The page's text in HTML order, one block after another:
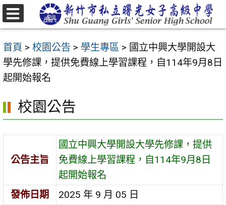
跳
至
要
內
容
首頁 > 校園公告 > 學生專區 > 國立中興大學開設大
學先修課，提供免費線上學習課程，自114年9月8日
起開始報名
校園公告
公告主旨
國立中興大學開設大學先修課，提供
免費線上學習課程，自114年9月8日
起開始報名
發佈日期
2025 年 9 月 05 日
選
單